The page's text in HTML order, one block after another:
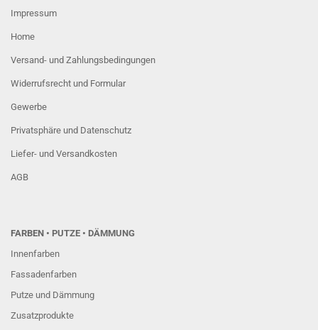
Impressum
Home
Versand- und Zahlungsbedingungen
Widerrufsrecht und Formular
Gewerbe
Privatsphäre und Datenschutz
Liefer- und Versandkosten
AGB
FARBEN • PUTZE • DÄMMUNG
Innenfarben
Fassadenfarben
Putze und Dämmung
Zusatzprodukte